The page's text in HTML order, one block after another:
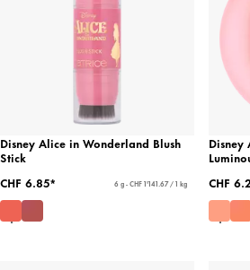
Disney Alice in Wonderland Blush
Stick
CHF 6.85*
6 g - CHF 1'141.67 / 1 kg
CHF